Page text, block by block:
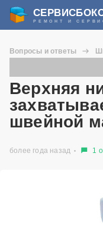
РЕМОНТ И
ВОПРОСЫ И
ДОБАВИТЬ
ЗАДАТЬ ВОПРОС
Вопросы и ответы
Верхняя
швейной
более года назад 1